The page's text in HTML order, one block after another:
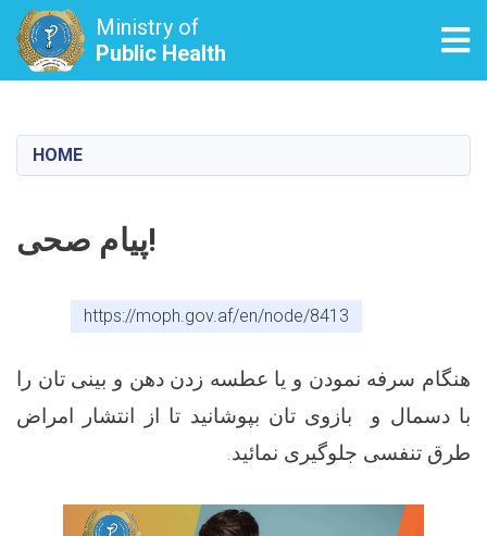
content
Ministry of
Public Health
HOME
پیام صحی!
https://moph.gov.af/en/node/8413
هنگام سرفه نمودن و یا عطسه زدن دهن و بینی تان را
با دسمال و بازوی تان بپوشانید تا از انتشار امراض
طرق تنفسی جلوگیری نمائید.